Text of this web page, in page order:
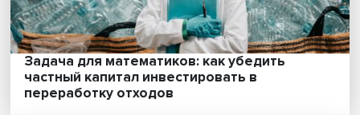
Исак Фрумин: «черные лебеди» для
учителей — что и как меняет систему
образования